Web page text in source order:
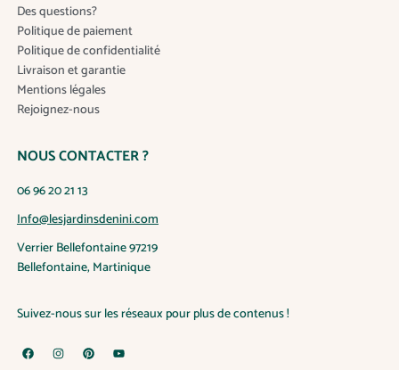
Des questions?
Politique de paiement
Politique de confidentialité
Livraison et garantie
Mentions légales
Rejoignez-nous
NOUS CONTACTER ?
06 96 20 21 13
Info@lesjardinsdenini.com
Verrier Bellefontaine 97219
Bellefontaine, Martinique
Suivez-nous sur les réseaux pour plus de contenus !
F
a
I
n
P
i
Y
o